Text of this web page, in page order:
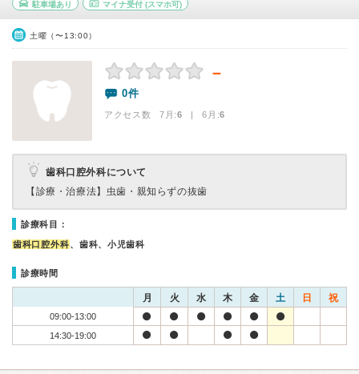
駐車場あり マイナ受付(スマホ可)
土曜（〜13:00）
－
0件
アクセス数 7月:6 | 6月:6
歯科口腔外科について
【診療・治療法】 虫歯・親知らずの抜歯
診療科目：
歯科口腔外科、歯科、小児歯科
診療時間
月 火 水 木 金 土 日 祝
09:00-13:00
14:30-19:00